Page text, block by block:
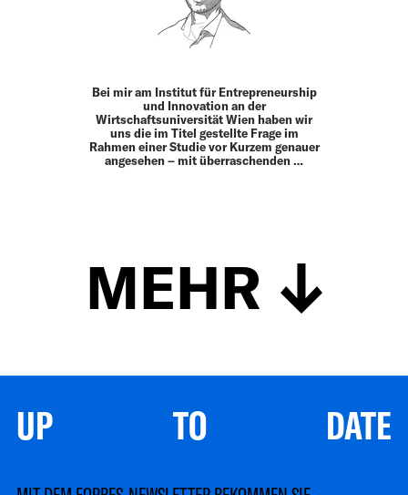
Bei mir am Institut für Entrepreneurship
und Innovation an der
Wirtschaftsuniversität Wien haben wir
uns die im Titel gestellte Frage im
Rahmen einer Studie vor Kurzem genauer
an­gesehen – mit überraschenden …
MEHR
UP TO DATE